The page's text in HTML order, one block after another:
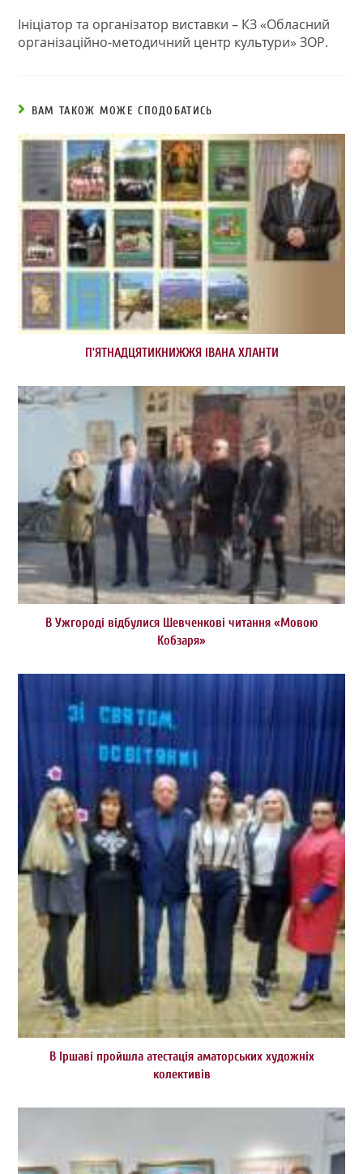
Ініціатор та організатор виставки – КЗ «Обласний
організаційно-методичний центр культури» ЗОР.
ВАМ ТАКОЖ МОЖЕ СПОДОБАТИСЬ
П’ЯТНАДЦЯТИКНИЖЖЯ ІВАНА ХЛАНТИ
В Ужгороді відбулися Шевченкові читання «Мовою
Кобзаря»
В Іршаві пройшла атестація аматорських художніх
колективів